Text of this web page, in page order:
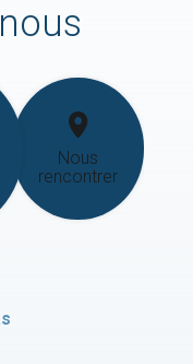
Nous
rencontrer